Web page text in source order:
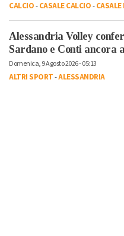
CALCIO-CASALE CALCIO-
Alessandria Volley
Sardano e Conti ancora
Domenica, 9 Agosto 2026 - 05:13
ALTRI SPORT-ALESSANDRIA